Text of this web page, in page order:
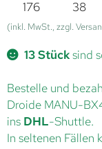
176
38
(inkl. MwSt., zzgl.
13 Stücksind
Bestelle und
Droide MANU-
ins DHL-Shuttle.
In seltenen Fällen